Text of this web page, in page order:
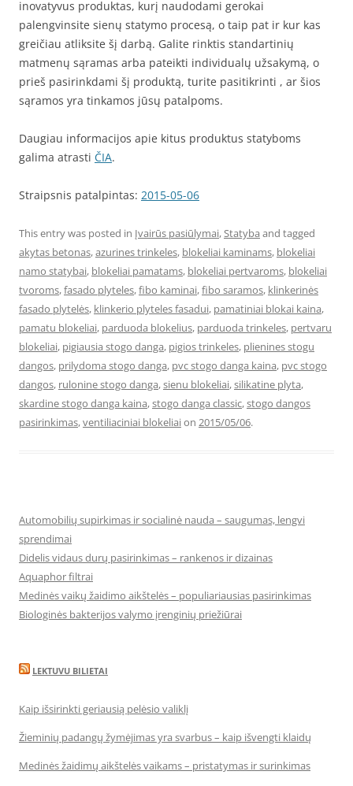
inovatyvus produktas, kurį naudodami gerokai
palengvinsite sienų statymo procesą, o taip pat ir kur kas
greičiau atliksite šį darbą. Galite rinktis standartinių
matmenų sąramas arba pateikti individualų užsakymą, o
prieš pasirinkdami šį produktą, turite pasitikrinti , ar šios
sąramos yra tinkamos jūsų patalpoms.
Daugiau informacijos apie kitus produktus statyboms
galima atrasti ČIA.
Straipsnis patalpintas: 2015-05-06
This entry was posted in Įvairūs pasiūlymai,Statyba and tagged
akytas betonas,azurines trinkeles, blokeliai kaminams, blokeliai
namo statybai, blokeliai pamatams, blokeliai pertvaroms, blokeliai
tvoroms,fasado plyteles,fibo kaminai,fibo saramos, klinkerinės
fasado plytelės, klinkerio plyteles fasadui, pamatiniai blokai kaina,
pamatu blokeliai, parduoda blokelius, parduoda trinkeles, pertvaru
blokeliai, pigiausia stogo danga, pigios trinkeles, plienines stogu
dangos, prilydoma stogo danga, pvc stogo danga kaina, pvc stogo
dangos, rulonine stogo danga,sienu blokeliai,silikatine plyta,
skardine stogo danga kaina,stogo danga classic,stogo dangos
pasirinkimas,ventiliaciniai blokeliaion 2015/05/06.
Automobilių supirkimas ir socialinė nauda – saugumas, lengvi
sprendimai
Didelis vidaus durų pasirinkimas – rankenos ir dizainas
Aquaphor filtrai
Medinės vaikų žaidimo aikštelės – populiariausias pasirinkimas
Biologinės bakterijos valymo įrenginių priežiūrai
LEKTUVU BILIETAI
Kaip išsirinkti geriausią pelėsio valiklį
Žieminių padangų žymėjimas yra svarbus – kaip išvengti klaidų
Medinės žaidimų aikštelės vaikams – pristatymas ir surinkimas